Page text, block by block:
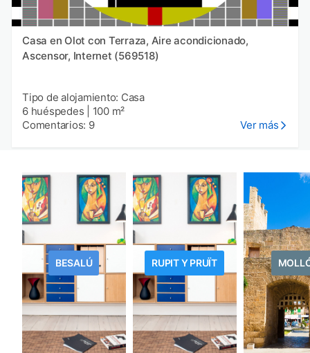
Casa en Olot con Terraza, Aire acondicionado,
Ascensor, Internet (569518)
Tipo de alojamiento: Casa
6 huéspedes
100 m²
Comentarios: 9
Ver más
BESALÚ RUPIT Y PRUÏT